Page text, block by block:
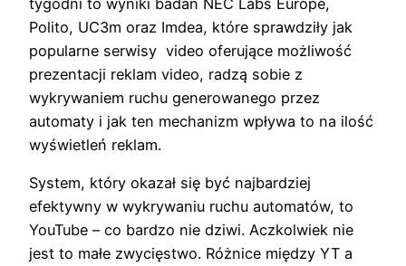
Polito, UC3m oraz Imdea, które sprawdziły jak
popularne serwisy video oferujące możliwość
prezentacji reklam video, radzą sobie z
wykrywaniem ruchu generowanego przez
automaty i jak ten mechanizm wpływa to na ilość
wyświetleń reklam.
System, który okazał się być najbardziej
efektywny w wykrywaniu ruchu automatów, to
YouTube – co bardzo nie dziwi. Aczkolwiek nie
jest to małe zwycięstwo. Różnice między YT a